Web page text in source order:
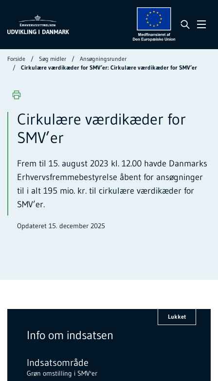
Forside Søg midler
Ansøgningsrunder
Cirkulære værdikæder for SMV’er: Cirkulære værdikæder for SMV’er
Cirkulære værdikæder for
SMV’er
Frem til 15. august 2023 kl. 12.00 havde Danmarks
Erhvervsfremmebestyrelse åbent for ansøgninger
til i alt 195 mio. kr. til cirkulære værdikæder for
SMV’er.
Opdateret 15. december 2025
Lukket
Info om indsatsen
Indsatsområde
Grøn omstilling i SMV'er